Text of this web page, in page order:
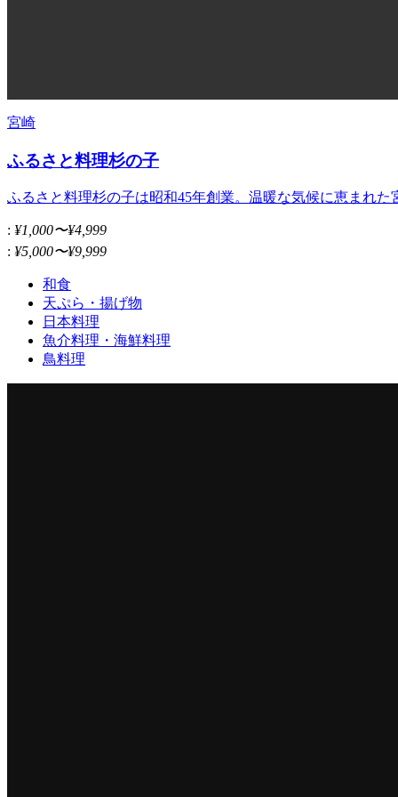
宮崎
ふるさと料理杉の子
ふるさと料理杉の子は昭和45年創業。温暖な気候に恵まれた
: ¥1,000〜¥4,999
: ¥5,000〜¥9,999
和食
天ぷら・揚げ物
日本料理
魚介料理・海鮮料理
鳥料理